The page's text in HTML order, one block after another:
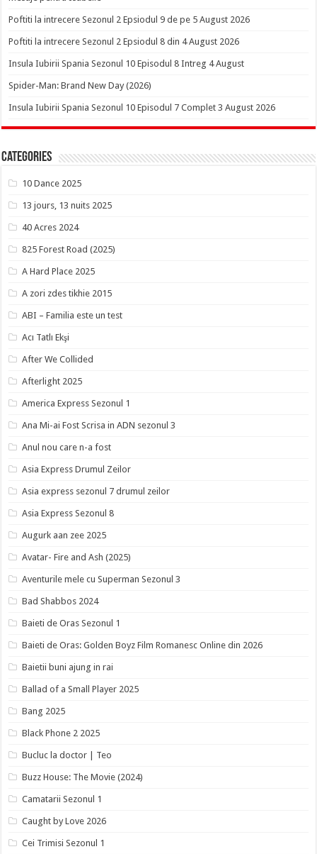
Poftiti la intrecere Sezonul 2 Epsiodul 9 de pe 5 August 2026
Poftiti la intrecere Sezonul 2 Epsiodul 8 din 4 August 2026
Insula Iubirii Spania Sezonul 10 Episodul 8 Intreg 4 August
Spider-Man: Brand New Day (2026)
Insula Iubirii Spania Sezonul 10 Episodul 7 Complet 3 August 2026
Categories
10 Dance 2025
13 jours, 13 nuits 2025
40 Acres 2024
825 Forest Road (2025)
A Hard Place 2025
A zori zdes tikhie 2015
ABI – Familia este un test
Acı Tatlı Ekşi
After We Collided
Afterlight 2025
America Express Sezonul 1
Ana Mi-ai Fost Scrisa in ADN sezonul 3
Anul nou care n-a fost
Asia Express Drumul Zeilor
Asia express sezonul 7 drumul zeilor
Asia Express Sezonul 8
Augurk aan zee 2025
Avatar- Fire and Ash (2025)
Aventurile mele cu Superman Sezonul 3
Bad Shabbos 2024
Baieti de Oras Sezonul 1
Baieti de Oras: Golden Boyz Film Romanesc Online din 2026
Baietii buni ajung in rai
Ballad of a Small Player 2025
Bang 2025
Black Phone 2 2025
Bucluc la doctor | Teo
Buzz House: The Movie (2024)
Camatarii Sezonul 1
Caught by Love 2026
Cei Trimisi Sezonul 1